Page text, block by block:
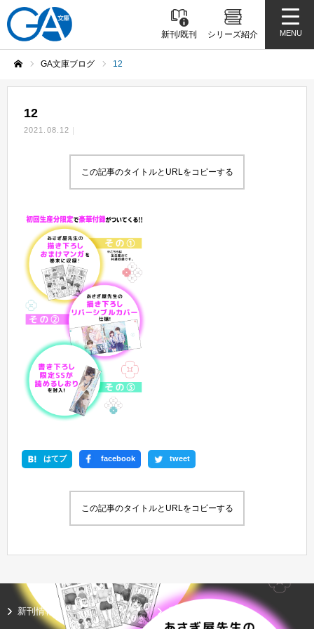
新刊/既刊 シリーズ紹介 MENU
GA文庫ブログ 12
12
2021.08.12
この記事のタイトルとURLをコピーする
はてブ facebook tweet
この記事のタイトルとURLをコピーする
新刊情報 書籍情報一覧